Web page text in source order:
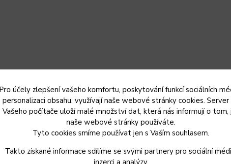
Pro účely zlepšení vašeho komfortu, poskytování funkcí sociálních
personalizaci obsahu, využívají naše webové stránky cookies. Server
Vašeho počítače uloží malé množství dat, která nás informují o tom,
naše webové stránky používáte.
Tyto cookies smíme používat jen s Vaším souhlasem.
Takto získané informace sdílíme se svými partnery pro sociální
inzerci a analýzy.